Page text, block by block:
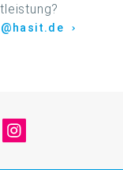
YouTube
uns auf LinkedIn
uns auf